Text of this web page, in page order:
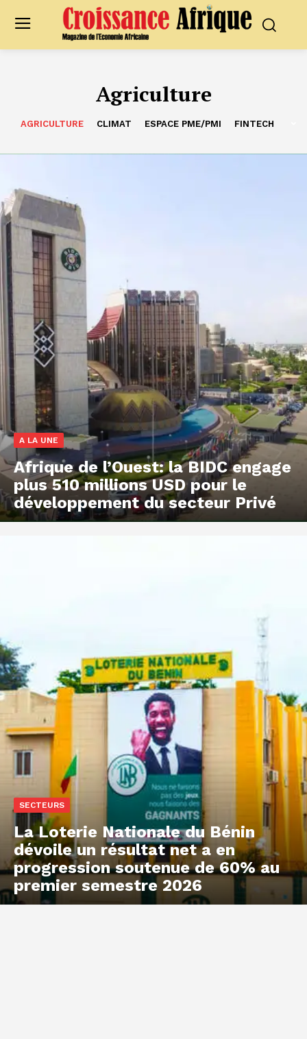
Agriculture
AGRICULTURE CLIMAT ESPACE PME/PMI FINTECH
A LA UNE
Afrique de l’Ouest: la BIDC engage
plus 510 millions USD pour le
développement du secteur Privé
SECTEURS
La Loterie Nationale du Bénin
dévoile un résultat net a en
progression soutenue de 60% au
premier semestre 2026